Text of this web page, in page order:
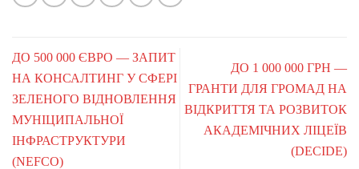
ДО 500 000 ЄВРО — ЗАПИТ
НА КОНСАЛТИНГ У СФЕРІ
ЗЕЛЕНОГО ВІДНОВЛЕННЯ
МУНІЦИПАЛЬНОЇ
ІНФРАСТРУКТУРИ
(NEFCO)
ДО 1 000 000 ГРН —
ГРАНТИ ДЛЯ ГРОМАД НА
ВІДКРИТТЯ ТА РОЗВИТОК
АКАДЕМІЧНИХ ЛІЦЕЇВ
(DECIDE)